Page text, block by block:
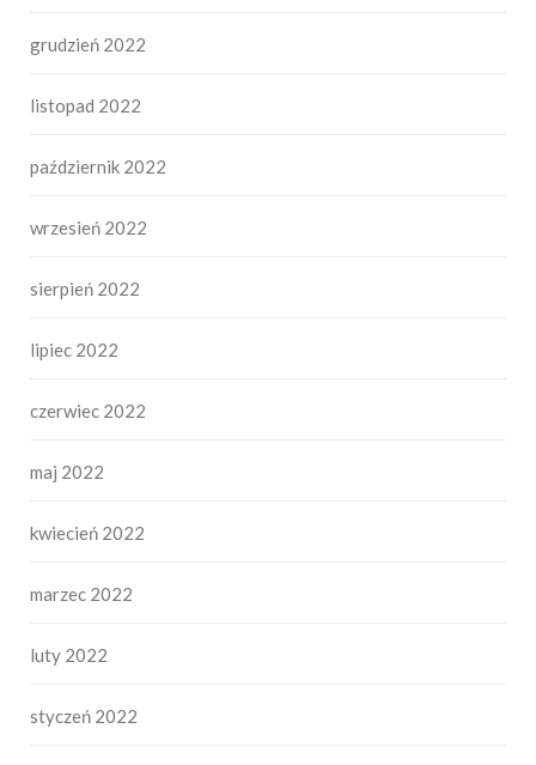
grudzień 2022
listopad 2022
październik 2022
wrzesień 2022
sierpień 2022
lipiec 2022
czerwiec 2022
maj 2022
kwiecień 2022
marzec 2022
luty 2022
styczeń 2022